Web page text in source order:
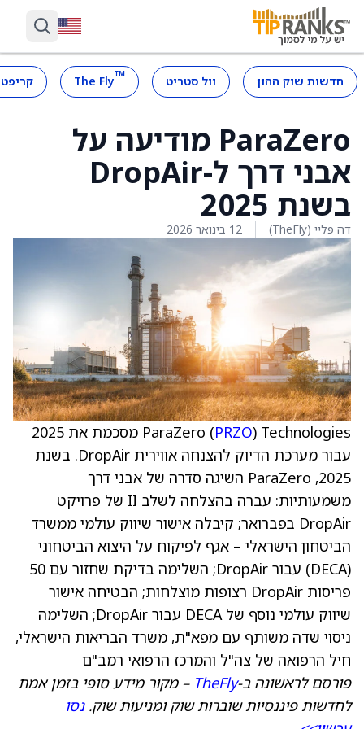
חדשות שוק ההון וול סטריט ™
The Fly
ParaZero מודיעה על
אבני דרך ל-DropAir
בשנת 2025
דה פליי (TheFly) 12 בינואר 2026
ParaZero (PRZO
) Technologies מסכמת את 2025
עבור מערכת הדיוק להצנחה אווירית DropAir. בשנת
2025, ParaZero השיגה סדרה של אבני דרך
משמעותיות: עברה בהצלחה לשלב II של פרויקט
DropAir בפברואר; קיבלה אישור שיווק עולמי ממשרד
הביטחון הישראלי – אגף לפיקוח על היצוא הביטחוני
(DECA) עבור DropAir; השלימה בדיקת שחזור עם 50
פריסות DropAir רצופות מוצלחות; הבטיחה אישור
שיווק עולמי נוסף של DECA עבור DropAir; השלימה
ניסוי שדה משותף עם מפא"ת, משרד הבריאות הישראלי,
חיל הרפואה של צה"ל והמרכז הרפואי רמב"ם
פורסם לראשונה ב-TheFly – מקור מידע סופי בזמן אמת
לחדשות פיננסיות שוברות שוק ומניעות שוק.נסו